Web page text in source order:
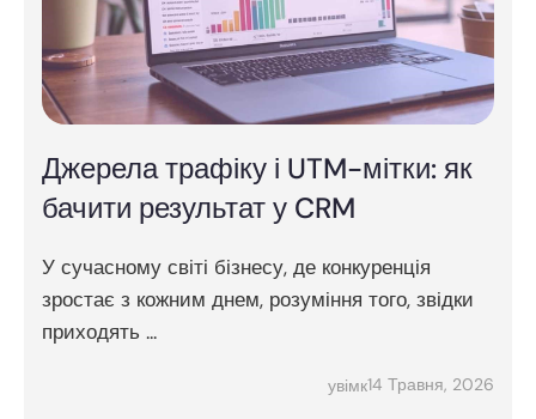
Джерела трафіку і UTM-мітки: як
бачити результат у CRM
У сучасному світі бізнесу, де конкуренція
зростає з кожним днем, розуміння того, звідки
приходять ...
увімк14 Травня, 2026